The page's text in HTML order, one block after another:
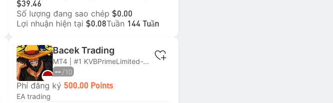
$39.46
Số lượng đang sao chép $0.00
Lợi nhuận hiện tại $0.08Tuần 144 Tuần
Bacek Trading
MT4 | #1 KVBPrimeLimited-Live
-- /10
Phí đăng ký 500.00 Points
EA trading